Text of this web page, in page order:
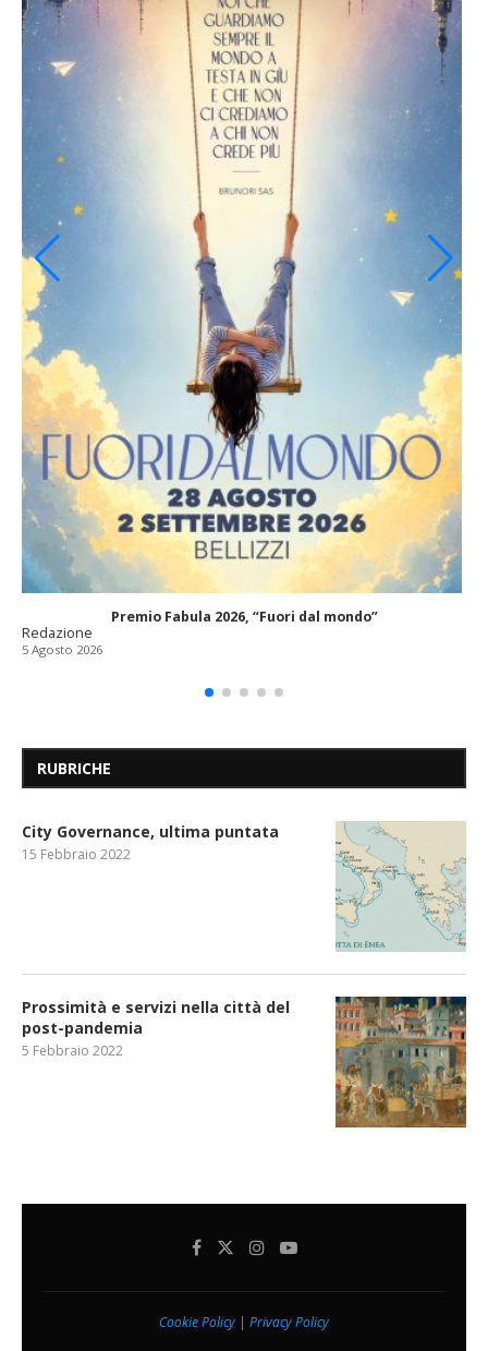
Premio Fabula 2026, “Fuori dal mondo”
Redazione
5 Agosto 2026
RUBRICHE
City Governance, ultima puntata
15 Febbraio 2022
Prossimità e servizi nella città del
post-pandemia
5 Febbraio 2022
Cookie Policy | Privacy Policy